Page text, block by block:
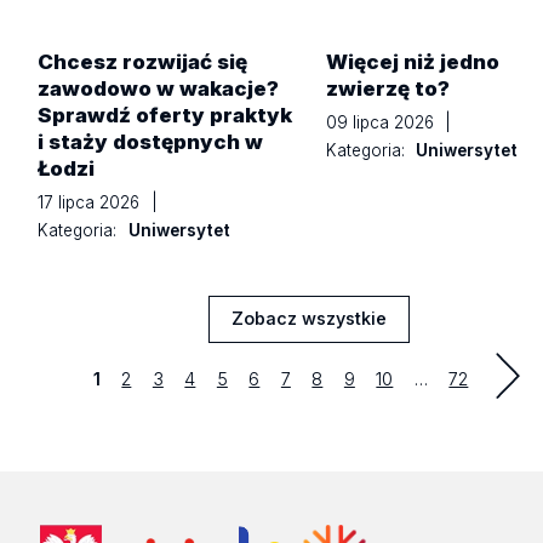
Chcesz rozwijać się
zawodowo w wakacje?
Sprawdź oferty praktyk
i staży dostępnych w
Łodzi
17 lipca 2026
Kategoria:
Uniwersytet
Więcej niż jedno
zwierzę to?
09 lipca 2026
Kategoria:
Uniwersytet
Zobacz wszystkie
Aktualności
1 Strona
2 Strona
3 Strona
4 Strona
5 Strona
6 Strona
7 Strona
8 Strona
9 Strona
10 … Strona
72